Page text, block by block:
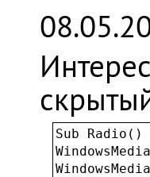
Sub Radio()